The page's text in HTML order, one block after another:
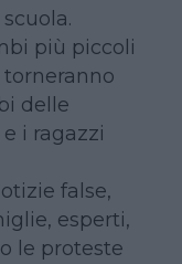
più piccoli
delle
i ragazzi
false,
esperti,
le proteste